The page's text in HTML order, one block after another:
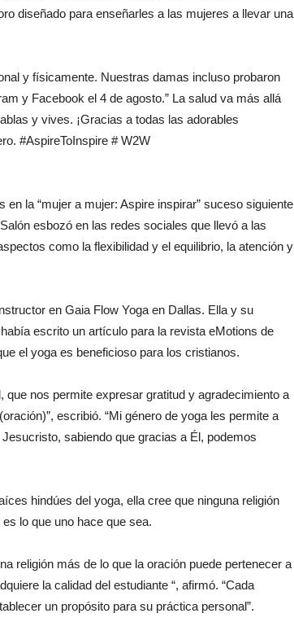
diseñado para enseñarles a las mujeres a llevar una
y físicamente. Nuestras damas incluso probaron
y Facebook el 4 de agosto.” La salud va más allá
y vives. ¡Gracias a todas las adorables
#AspireToInspire # W2W
la “mujer a mujer: Aspire inspirar” suceso siguiente
esbozó en las redes sociales que llevó a las
como la flexibilidad y el equilibrio, la atención y
en Gaia Flow Yoga en Dallas. Ella y su
escrito un artículo para la revista eMotions de
el yoga es beneficioso para los cristianos.
nos permite expresar gratitud y agradecimiento a
escribió. “Mi género de yoga les permite a
sabiendo que gracias a Él, podemos
hindúes del yoga, ella cree que ninguna religión
lo que uno hace que sea.
religión más de lo que la oración puede pertenecer a
la calidad del estudiante “, afirmó. “Cada
un propósito para su práctica personal”.